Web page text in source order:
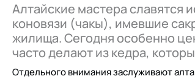
Алтайские мастера славятся
коновязи (чакы), имевшие
жилища. Сегодня особенно
часто делают из кедра,
Отдельного внимания заслуживают